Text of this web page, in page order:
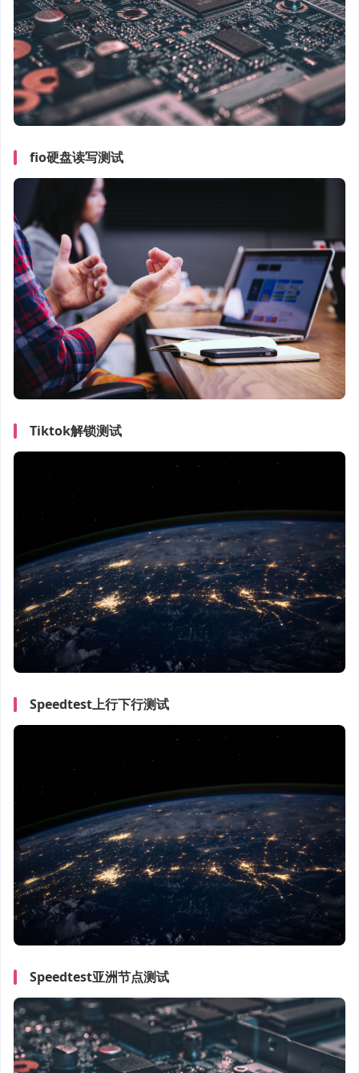
fio硬盘读写测试
Tiktok解锁测试
Speedtest上行下行测试
Speedtest亚洲节点测试